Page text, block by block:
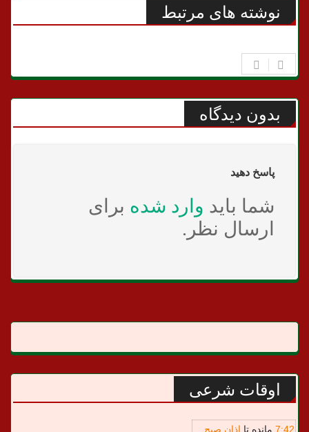
نوشته های مرتبط
بدون دیدگاه
پاسخ دهید
شما باید وارد شده برای
ارسال نظر.
اوقات شرعی
7:42 مانده تا اذان صبح